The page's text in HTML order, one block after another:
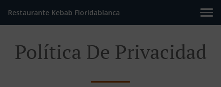
Restaurante Kebab Floridablanca
Política De Privacidad